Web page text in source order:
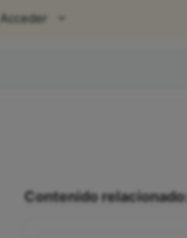
Acceder
Contenido relacionado: